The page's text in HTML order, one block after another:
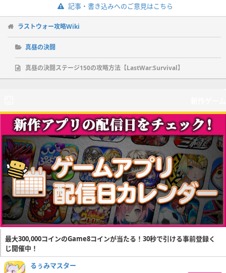
記事・書き込みへのご意見はこちら
ラストウォー攻略Wiki
真昼の決闘
真昼の決闘ステージ150の攻略方法【LastWar:Survival】
最大300,000コインのGame8コインが当たる！30秒で引ける事前登録く
じ開催中！
るぅみマスター